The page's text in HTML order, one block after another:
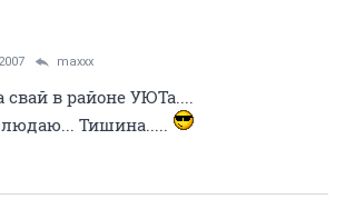
maxxx
свай в районе УЮТа....
Тишина.....